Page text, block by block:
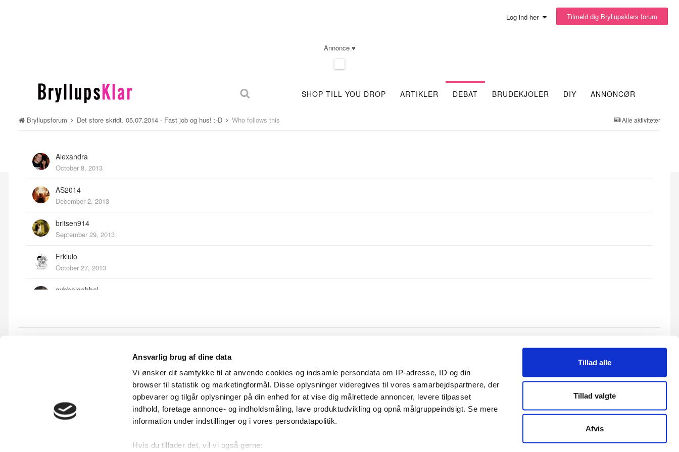
Ansvarlig brug af dine data
Vi ønsker dit samtykke til at anvende cookies og indsamle persondata om IP-adresse, ID og din
browser til statistik og marketingformål. Disse oplysninger videregives til vores samarbejdspartnere, der
opbevarer og tilgår oplysninger på din enhed for at vise dig målrettede annoncer, levere tilpasset
indhold, foretage annonce- og indholdsmåling, lave produktudvikling og opnå målgruppeindsigt. Se mere
information under indstillinger og i vores persondatapolitik.
Hvis du tillader det, vil vi også gerne:
Tillad alle
Tillad valgte
Afvis
Log ind her Tilmeld dig Bryllupsklars forum
Annonce ♥
SHOP TILL YOU DROP ARTIKLER DEBAT BRUDEKJOLER DIY ANNONCØR
Alle aktiviteter
Bryllupsforum Det store skridt. 05.07.2014 - Fast job og hus! :-D Who follows this
Alexandra
October 8, 2013
AS2014
December 2, 2013
britsen914
September 29, 2013
Frklulo
October 27, 2013
gybbelgobbel
Bryllupsklar
Community Software by Invision Power Services, Inc.